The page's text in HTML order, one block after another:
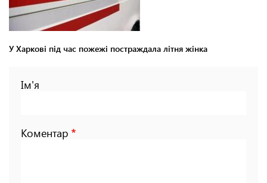
У Харкові під час пожежі постраждала літня жінка
Ім'я
Коментар